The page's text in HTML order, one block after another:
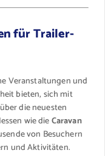
für Trailer-
Veranstaltungen und
bieten, sich mit
die neuesten
wie dieCaravan
von Besuchern
und Aktivitäten.